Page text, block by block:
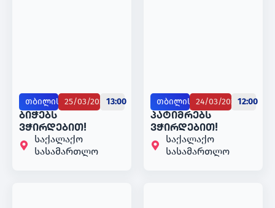
თბილისი25/03/202513:00
ბიჭებს
ვჭირდებით!
საქალაქო
სასამართლო
თბილისი24/03/202512:00
პატიმრებს
ვჭირდებით!
საქალაქო
სასამართლო